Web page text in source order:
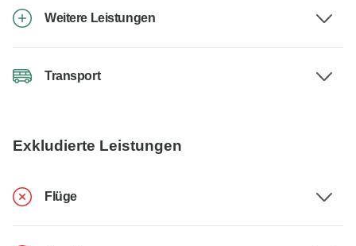
Weitere Leistungen
Transport
Exkludierte Leistungen
Flüge